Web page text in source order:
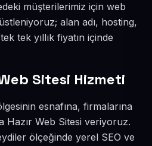
müşterilerimiz için web
alan adı, hosting,
tek yıllık fiyatın içinde
Sitesi Hizmeti
esnafına, firmalarına
Hazır Web Sitesi veriyoruz.
ölçeğinde yerel SEO ve